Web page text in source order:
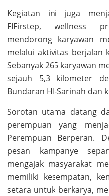
Kegiatan ini juga
FIFirstep, wellness
mendorong karyawan
melalui aktivitas berjalan
Sebanyak 265 karyawan
sejauh 5,3 kilometer
Bundaran HI-Sarinah dan
Sorotan utama datang
perempuan yang
Perempuan Berperan.
pesan kampanye
mengajak masyarakat
memiliki kesempatan,
setara untuk berkarya,